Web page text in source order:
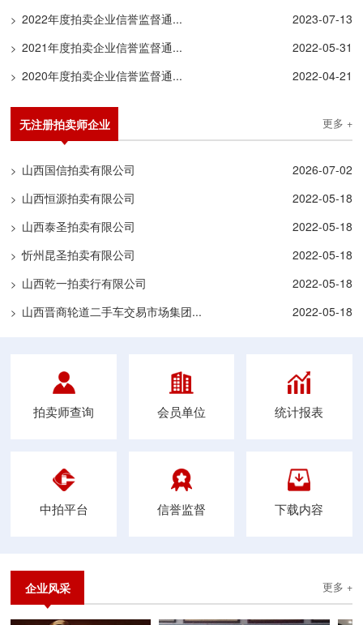
> 2022年度拍卖企业信誉监督通... 2023-07-13
> 2021年度拍卖企业信誉监督通... 2022-05-31
> 2020年度拍卖企业信誉监督通... 2022-04-21
无注册拍卖师企业 更多 +
> 山西国信拍卖有限公司 2026-07-02
> 山西恒源拍卖有限公司 2022-05-18
> 山西泰圣拍卖有限公司 2022-05-18
> 忻州昆圣拍卖有限公司 2022-05-18
> 山西乾一拍卖行有限公司 2022-05-18
> 山西晋商轮道二手车交易市场集团... 2022-05-18
拍卖师查询 会员单位 统计报表
中拍平台 信誉监督 下载内容
企业风采 更多 +